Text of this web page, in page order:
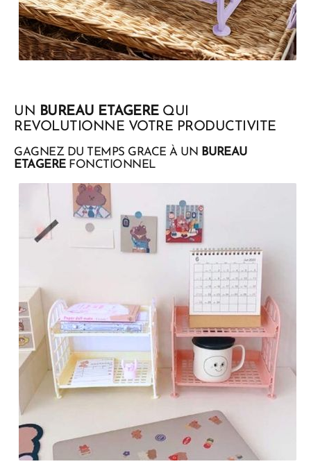
UN BUREAU ETAGERE QUI
REVOLUTIONNE VOTRE PRODUCTIVITE
GAGNEZ DU TEMPS GRACE À UN BUREAU
ETAGEREFONCTIONNEL